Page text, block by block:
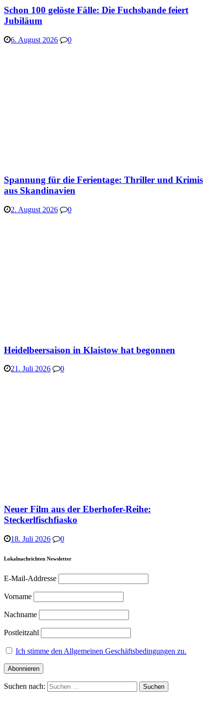
Schon 100 gelöste Fälle: Die Fuchsbande feiert
Jubiläum
6. August 2026 0
Spannung für die Ferientage: Thriller und Krimis
aus Skandinavien
2. August 2026 0
Heidelbeersaison in Klaistow hat begonnen
21. Juli 2026 0
Neuer Film aus der Eberhofer-Reihe:
Steckerlfischfiasko
18. Juli 2026 0
Lokalnachrichten Newsletter
E-Mail-Addresse
Vorname
Nachname
Postleitzahl
Ich stimme den Allgemeinen Geschäftsbedingungen zu.
Suchen nach: